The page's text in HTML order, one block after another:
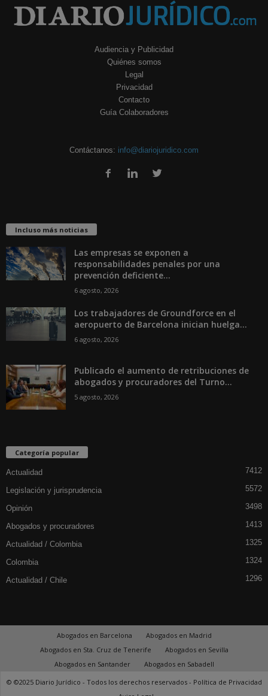
Audiencia y Publicidad
Quiénes somos
Legal
Privacidad
Contacto
Guía Colaboradores
Contáctanos: info@diariojuridico.com
Incluso más noticias
Las empresas se exponen a
responsabilidades penales por una
prevención deficiente...
6 agosto, 2026
Los trabajadores de Groundforce en el
aeropuerto de Barcelona inician huelga...
6 agosto, 2026
Publicado el aumento de retribuciones de
abogados y procuradores del Turno...
5 agosto, 2026
Categoría popular
Actualidad 7412
Legislación y jurisprudencia 5572
Opinión 3498
Abogados y procuradores 1413
Actualidad / Colombia 1325
Colombia 1324
Actualidad / Chile 1296
Abogados en Barcelona
Abogados en Madrid
Abogados en Sta. Cruz de Tenerife
Abogados en Sevilla
Abogados en Santander
Abogados en Sabadell
© ©2025 Diario Jurídico - Todos los derechos reservados - Política de Privacidad